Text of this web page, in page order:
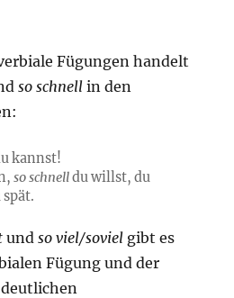
Fügungen handelt
so schnell in den
kannst!
so schnelldu willst, du
undso viel/soviel gibt es
Fügung und der